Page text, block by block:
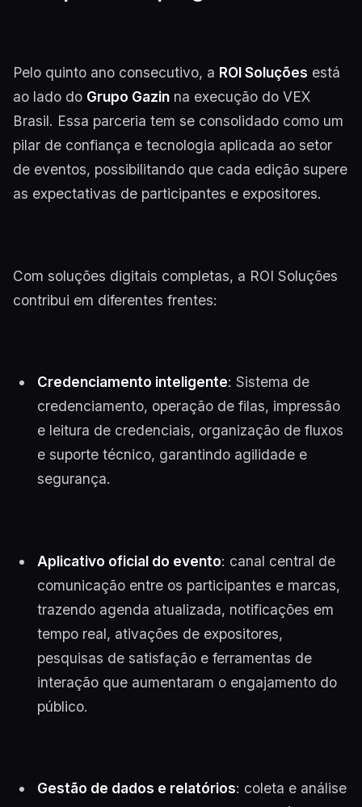
Pelo quinto ano consecutivo, a ROI Soluções está
ao lado do Grupo Gazin na execução do VEX
Brasil. Essa parceria tem se consolidado como um
pilar de confiança e tecnologia aplicada ao setor
de eventos, possibilitando que cada edição supere
as expectativas de participantes e expositores.
Com soluções digitais completas, a ROI Soluções
contribui em diferentes frentes:
Credenciamento inteligente: Sistema de
credenciamento, operação de filas, impressão
e leitura de credenciais, organização de fluxos
e suporte técnico, garantindo agilidade e
segurança.
Aplicativo oficial do evento: canal central de
comunicação entre os participantes e marcas,
trazendo agenda atualizada, notificações em
tempo real, ativações de expositores,
pesquisas de satisfação e ferramentas de
interação que aumentaram o engajamento do
público.
Gestão de dados e relatórios: coleta e análise